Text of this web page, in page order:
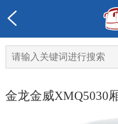
金龙金威XMQ5030